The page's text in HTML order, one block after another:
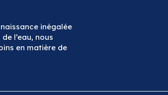
inégalée
l’eau, nous
en matière de